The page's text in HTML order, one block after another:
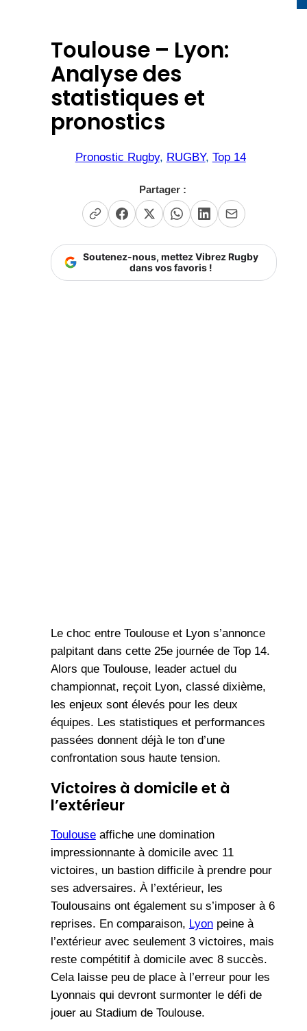
Toulouse – Lyon:
Analyse des
statistiques et
pronostics
Pronostic Rugby, RUGBY, Top 14
Partager :
Soutenez-nous, mettez Vibrez Rugby
dans vos favoris !
Le choc entre Toulouse et Lyon s’annonce
palpitant dans cette 25e journée de Top 14.
Alors que Toulouse, leader actuel du
championnat, reçoit Lyon, classé dixième,
les enjeux sont élevés pour les deux
équipes. Les statistiques et performances
passées donnent déjà le ton d’une
confrontation sous haute tension.
Victoires à domicile et à
l’extérieur
Toulouseaffiche une domination
impressionnante à domicile avec 11
victoires, un bastion difficile à prendre pour
ses adversaires. À l’extérieur, les
Toulousains ont également su s’imposer à 6
reprises. En comparaison, Lyonpeine à
l’extérieur avec seulement 3 victoires, mais
reste compétitif à domicile avec 8 succès.
Cela laisse peu de place à l’erreur pour les
Lyonnais qui devront surmonter le défi de
jouer au Stadium de Toulouse.